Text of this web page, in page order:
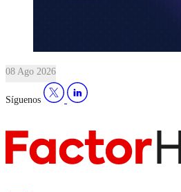
08 Ago 2026
Síguenos